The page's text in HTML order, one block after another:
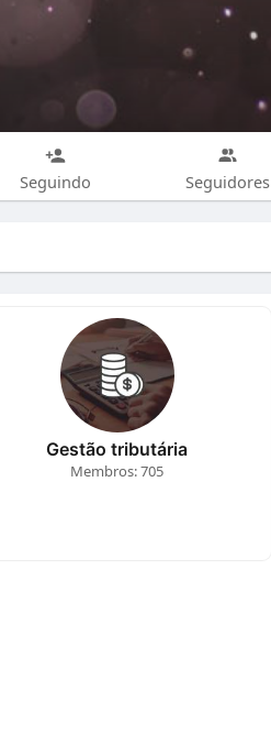
Seguindo Seguidores
Gestão tributária
Membros: 705